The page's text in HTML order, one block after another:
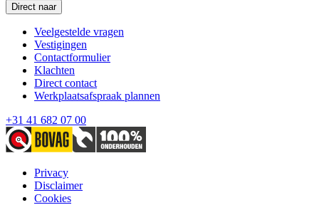
Direct naar
Veelgestelde vragen
Vestigingen
Contactformulier
Klachten
Direct contact
Werkplaatsafspraak plannen
+31 41 682 07 00
Privacy
Disclaimer
Cookies